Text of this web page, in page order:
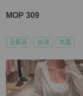
MOP 309
全新品 台灣 免運